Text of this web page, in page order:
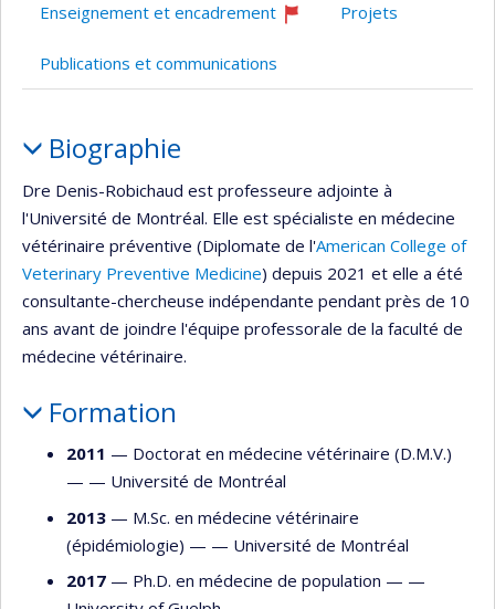
Enseignement et encadrement
Projets
Publications et communications
Biographie
Dre Denis-Robichaud est professeure adjointe à
l'Université de Montréal. Elle est spécialiste en médecine
vétérinaire préventive (Diplomate de l'American College of
Veterinary Preventive Medicine) depuis 2021 et elle a été
consultante-chercheuse indépendante pendant près de 10
ans avant de joindre l'équipe professorale de la faculté de
médecine vétérinaire.
Formation
2011 — Doctorat en médecine vétérinaire (D.M.V.)
— — Université de Montréal
2013 — M.Sc. en médecine vétérinaire
(épidémiologie) — — Université de Montréal
2017 — Ph.D. en médecine de population — —